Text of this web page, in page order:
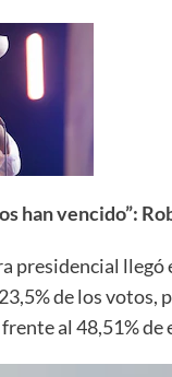
han vencido”:
presidencial llegó
de los
al 48,51% de